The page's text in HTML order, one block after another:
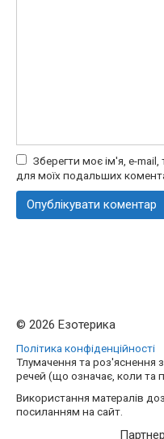
Зберегти моє ім'я, e-mail,
для моїх подальших
© 2026 Езотерика
Політика конфіденційності
Тлумачення та роз'яснення
речей (що означає, коли та
Використання матералів
посиланням на сайт.